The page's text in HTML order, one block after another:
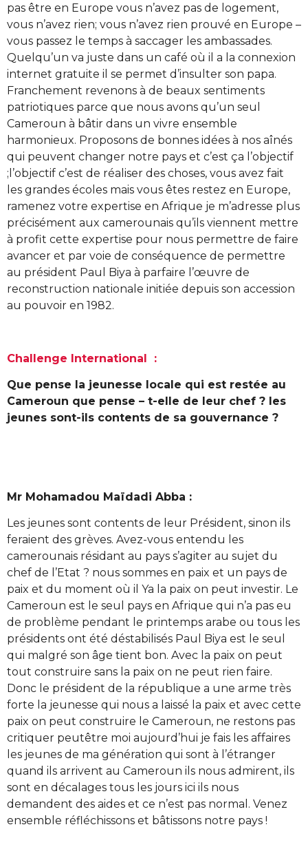
pas être en Europe vous n’avez pas de logement,
vous n’avez rien; vous n’avez rien prouvé en Europe –
vous passez le temps à saccager les ambassades.
Quelqu’un va juste dans un café où il a la connexion
internet gratuite il se permet d’insulter son papa.
Franchement revenons à de beaux sentiments
patriotiques parce que nous avons qu’un seul
Cameroun à bâtir dans un vivre ensemble
harmonieux. Proposons de bonnes idées à nos aînés
qui peuvent changer notre pays et c’est ça l’objectif
;l’objectif c’est de réaliser des choses, vous avez fait
les grandes écoles mais vous êtes restez en Europe,
ramenez votre expertise en Afrique je m’adresse plus
précisément aux camerounais qu’ils viennent mettre
à profit cette expertise pour nous permettre de faire
avancer et par voie de conséquence de permettre
au président Paul Biya à parfaire l’œuvre de
reconstruction nationale initiée depuis son accession
au pouvoir en 1982.
Challenge International :
Que pense la jeunesse locale qui est restée au
Cameroun que pense – t-elle de leur chef ? les
jeunes sont-ils contents de sa gouvernance ?
Mr Mohamadou Maïdadi Abba :
Les jeunes sont contents de leur Président, sinon ils
feraient des grèves. Avez-vous entendu les
camerounais résidant au pays s’agiter au sujet du
chef de l’Etat ? nous sommes en paix et un pays de
paix et du moment où il Ya la paix on peut investir. Le
Cameroun est le seul pays en Afrique qui n’a pas eu
de problème pendant le printemps arabe ou tous les
présidents ont été déstabilisés Paul Biya est le seul
qui malgré son âge tient bon. Avec la paix on peut
tout construire sans la paix on ne peut rien faire.
Donc le président de la république a une arme très
forte la jeunesse qui nous a laissé la paix et avec cette
paix on peut construire le Cameroun, ne restons pas
critiquer peutêtre moi aujourd’hui je fais les affaires
les jeunes de ma génération qui sont à l’étranger
quand ils arrivent au Cameroun ils nous admirent, ils
sont en décalages tous les jours ici ils nous
demandent des aides et ce n’est pas normal. Venez
ensemble réfléchissons et bâtissons notre pays !